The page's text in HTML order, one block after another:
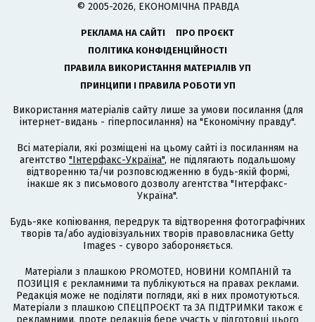
© 2005-2026, ЕКОНОМІЧНА ПРАВДА
РЕКЛАМА НА САЙТІ
ПРО ПРОЄКТ
ПОЛІТИКА КОНФІДЕНЦІЙНОСТІ
ПРАВИЛА ВИКОРИСТАННЯ МАТЕРІАЛІВ УП
ПРИНЦИПИ І ПРАВИЛА РОБОТИ УП
Використання матеріалів сайту лише за умови посилання (для
інтернет-видань - гіперпосилання) на "Економічну правду".
Всі матеріали, які розміщені на цьому сайті із посиланням на
агентство "Інтерфакс-Україна", не підлягають подальшому
відтворенню та/чи розповсюдженню в будь-якій формі,
інакше як з письмового дозволу агентства "Інтерфакс-
Україна".
Будь-яке копіювання, передрук та відтворення фотографічних
творів та/або аудіовізуальних творів правовласника Getty
Images - суворо забороняється.
Матеріали з плашкою PROMOTED, НОВИНИ КОМПАНІЙ та
ПОЗИЦІЯ є рекламними та публікуються на правах реклами.
Редакція може не поділяти погляди, які в них промотуються.
Матеріали з плашкою СПЕЦПРОЄКТ та ЗА ПІДТРИМКИ також є